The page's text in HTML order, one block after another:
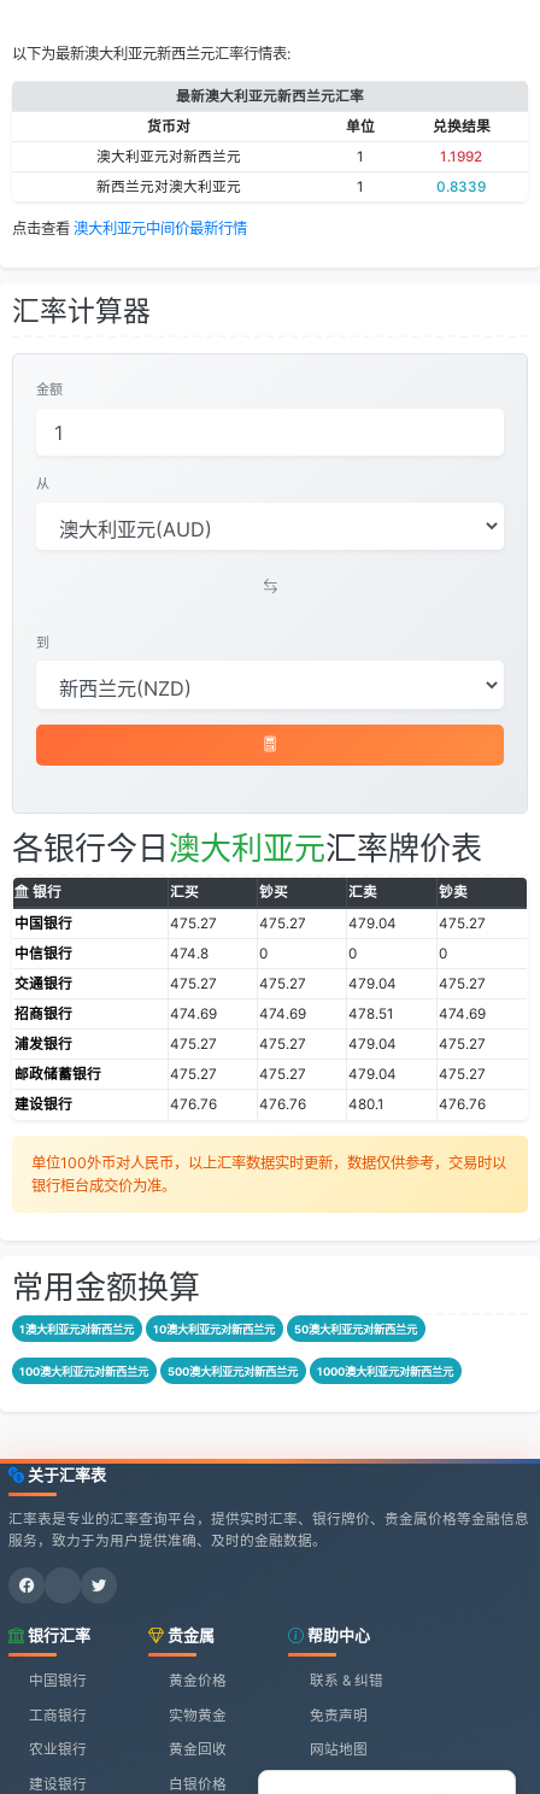
以下为最新澳大利亚元新西兰元汇率行情表:
最新澳大利亚元新西兰元汇率
货币对
单位
兑换结果
澳大利亚元对新西兰元
1
1.1992
新西兰元对澳大利亚元
1 0.8339
点击查看 澳大利亚元中间价最新行情
汇率计算器
金额
从
到
各银行今日 澳大利亚元汇率牌价表
银行 汇买 钞买 汇卖
钞卖
中国银行
475.27 475.27 479.04
475.27
中信银行
474.8 0 0
0
交通银行
475.27 475.27 479.04
475.27
招商银行
474.69 474.69 478.51
474.69
浦发银行
475.27 475.27 479.04
475.27
邮政储蓄银行
475.27 475.27 479.04
475.27
建设银行
476.76 476.76 480.1 476.76
单位100外币对人民币，以上汇率数据实时更新，数据仅供参考，交易时以
银行柜台成交价为准。
常用金额换算
1澳大利亚元对新西兰元 10澳大利亚元对新西兰元 50澳大利亚元对新西兰元
100澳大利亚元对新西兰元 500澳大利亚元对新西兰元 1000澳大利亚元对新西兰元
关于汇率表
汇率表是专业的汇率查询平台，提供实时汇率、银行牌价、贵金属价格等金融信息
服务，致力于为用户提供准确、及时的金融数据。
银行汇率
中国银行
工商银行
农业银行
建设银行
贵金属
黄金价格
实物黄金
黄金回收
白银价格
帮助中心
联系 & 纠错
免责声明
网站地图